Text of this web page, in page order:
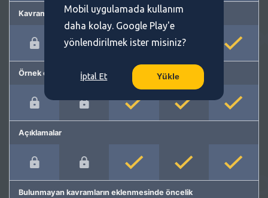
Kavram önerme
Örnek cümleler
Açıklamalar
Bulunmayan kavramların eklenmesinde öncelik
Mobil uygulamada kullanım
daha kolay. Google Play'e
yönlendirilmek ister misiniz?
İptal Et Yükle